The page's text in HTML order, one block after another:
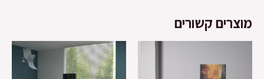
מוצרים קשורים